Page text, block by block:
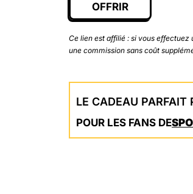
OFFRIR
Ce lien est affilié : si vous effectuez
une commission sans coût
LE CADEAU PARFAIT
POUR LES FANS DE